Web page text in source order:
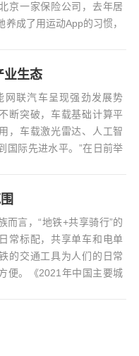
京一家保险公司，去年居
养成了用运动App的习惯，
业生态
网联汽车呈现强劲发展势
断突破，车载基础计算平
，车载激光雷达、人工智
国际先进水平。”在日前举
路实现智能化升级，搭载
过500万...
而言，“地铁+共享骑行”的
常标配，共享单车和电单
的交通工具为人们的日常
便。《2021年中国主要城
共享单车骑行总量占比越